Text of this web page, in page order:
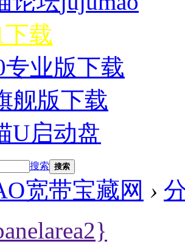
下载
专业版下载
舰版下载
U启动盘
搜索 搜索
宽带宝藏网 ›